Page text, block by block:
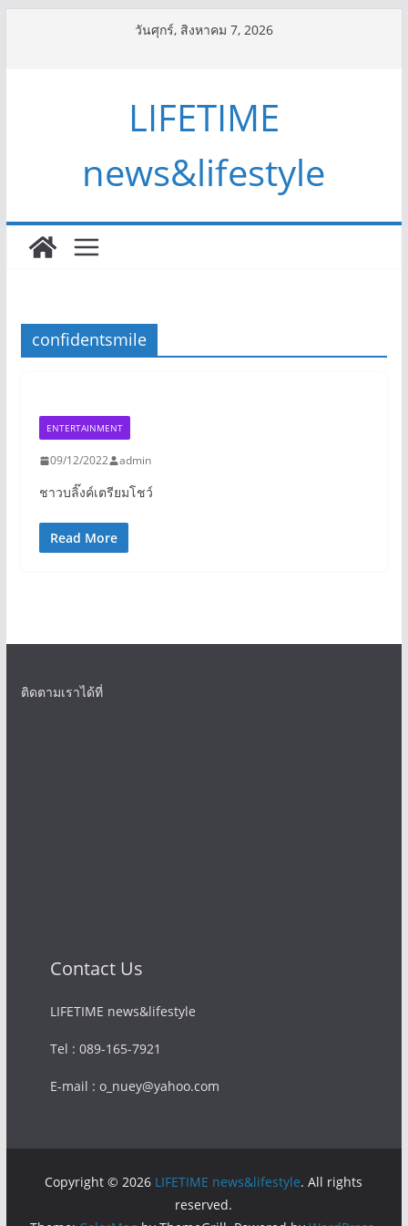
วันศุกร์, สิงหาคม 7, 2026
LIFETIME
news&lifestyle
confidentsmile
ENTERTAINMENT
09/12/2022 admin
ชาวบลิ๊งค์เตรียมโชว์
Read More
ติดตามเราได้ที่
Contact Us
LIFETIME news&lifestyle
Tel : 089-165-7921
E-mail : o_nuey@yahoo.com
Copyright © 2026 LIFETIME news&lifestyle. All rights
reserved.